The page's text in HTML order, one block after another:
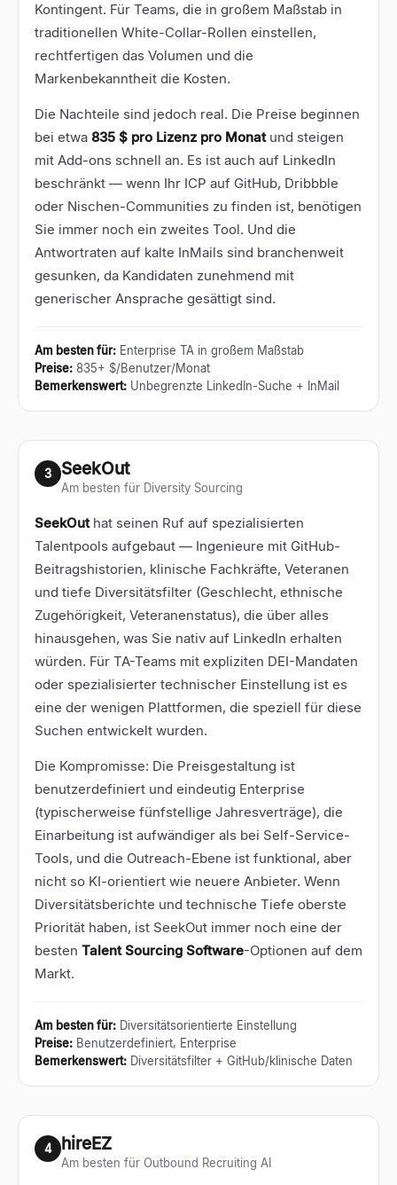
Kontingent. Für Teams, die in großem Maßstab in
traditionellen White-Collar-Rollen einstellen,
rechtfertigen das Volumen und die
Markenbekanntheit die Kosten.
Die Nachteile sind jedoch real. Die Preise beginnen
bei etwa 835 $ pro Lizenz pro Monatund steigen
mit Add-ons schnell an. Es ist auch auf LinkedIn
beschränkt — wenn Ihr ICP auf GitHub, Dribbble
oder Nischen-Communities zu finden ist, benötigen
Sie immer noch ein zweites Tool. Und die
Antwortraten auf kalte InMails sind branchenweit
gesunken, da Kandidaten zunehmend mit
generischer Ansprache gesättigt sind.
Am besten für: Enterprise TA in großem Maßstab
Preise: 835+ $/Benutzer/Monat
Bemerkenswert: Unbegrenzte LinkedIn-Suche + InMail
3 SeekOut
Am besten für Diversity Sourcing
SeekOuthat seinen Ruf auf spezialisierten
Talentpools aufgebaut — Ingenieure mit GitHub-
Beitragshistorien, klinische Fachkräfte, Veteranen
und tiefe Diversitätsfilter (Geschlecht, ethnische
Zugehörigkeit, Veteranenstatus), die über alles
hinausgehen, was Sie nativ auf LinkedIn erhalten
würden. Für TA-Teams mit expliziten DEI-Mandaten
oder spezialisierter technischer Einstellung ist es
eine der wenigen Plattformen, die speziell für diese
Suchen entwickelt wurden.
Die Kompromisse: Die Preisgestaltung ist
benutzerdefiniert und eindeutig Enterprise
(typischerweise fünfstellige Jahresverträge), die
Einarbeitung ist aufwändiger als bei Self-Service-
Tools, und die Outreach-Ebene ist funktional, aber
nicht so KI-orientiert wie neuere Anbieter. Wenn
Diversitätsberichte und technische Tiefe oberste
Priorität haben, ist SeekOut immer noch eine der
besten Talent Sourcing Software-Optionen auf dem
Markt.
Am besten für: Diversitätsorientierte Einstellung
Preise: Benutzerdefiniert, Enterprise
Bemerkenswert: Diversitätsfilter + GitHub/klinische Daten
4 hireEZ
Am besten für Outbound Recruiting AI